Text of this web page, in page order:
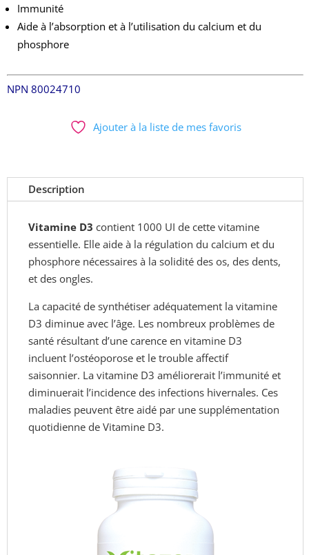
Immunité
Aide à l’absorption et à l’utilisation du calcium et du
phosphore
NPN 80024710
Ajouter à la liste de mes favoris
Description
Vitamine D3 contient 1000 UI de cette vitamine
essentielle. Elle aide à la régulation du calcium et du
phosphore nécessaires à la solidité des os, des dents,
et des ongles.
La capacité de synthétiser adéquatement la vitamine
D3 diminue avec l’âge. Les nombreux problèmes de
santé résultant d’une carence en vitamine D3
incluent l’ostéoporose et le trouble affectif
saisonnier. La vitamine D3 améliorerait l’immunité et
diminuerait l’incidence des infections hivernales. Ces
maladies peuvent être aidé par une supplémentation
quotidienne de Vitamine D3.